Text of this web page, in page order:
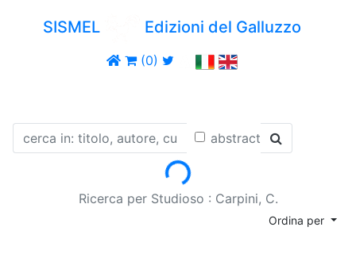
SISMEL Edizioni del Galluzzo
(0)
abstract
Loading...
Ricerca per Studioso : Carpini, C.
Ordina per